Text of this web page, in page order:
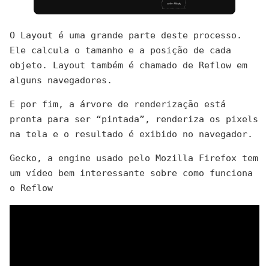
O Layout é uma grande parte deste processo.
Ele calcula o tamanho e a posição de cada
objeto. Layout também é chamado de Reflow em
alguns navegadores.
E por fim, a árvore de renderização está
pronta para ser “pintada”, renderiza os pixels
na tela e o resultado é exibido no navegador.
Gecko, a engine usado pelo Mozilla Firefox tem
um vídeo bem interessante sobre como funciona
o Reflow